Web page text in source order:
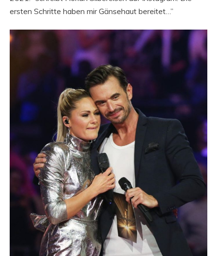
ersten Schritte haben mir Gänsehaut bereitet…”